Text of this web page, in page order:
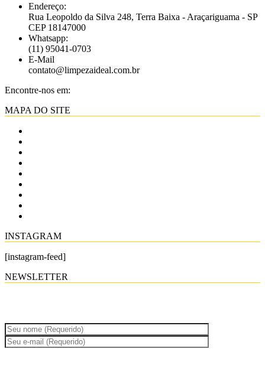
Endereço:
Rua Leopoldo da Silva 248, Terra Baixa - Araçariguama - SP
CEP 18147000
Whatsapp:
(11) 95041-0703
E-Mail
contato@limpezaideal.com.br
Encontre-nos em:
Facebook
abre
nova
janela
Instagram
abre
nova
janela
MAPA DO SITE
INSTAGRAM
[instagram-feed]
NEWSLETTER